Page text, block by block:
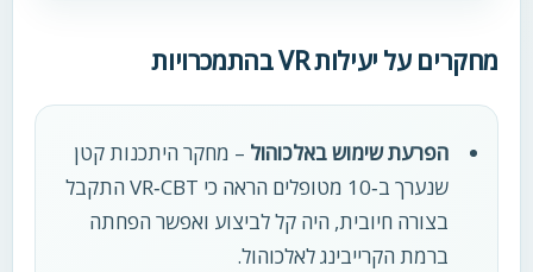
מחקרים על יעילות VR בהתמכרויות
הפרעת שימוש באלכוהול – מחקר היתכנות קטן
שנערך ב‑10 מטופלים הראה כי VR‑CBT התקבל
בצורה חיובית, היה קל לביצוע ואפשר הפחתה
ברמת הקרייבינג לאלכוהול.